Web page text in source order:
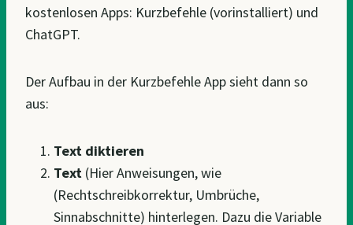
kostenlosen Apps: Kurzbefehle (vorinstalliert) und
ChatGPT.
Der Aufbau in der Kurzbefehle App sieht dann so
aus:
Text diktieren
Text (Hier Anweisungen, wie
(Rechtschreibkorrektur, Umbrüche,
Sinnabschnitte) hinterlegen. Dazu die Variable